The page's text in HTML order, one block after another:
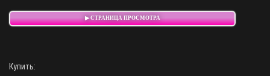
▶ СТРАНИЦА ПРОСМОТРА
Купить: